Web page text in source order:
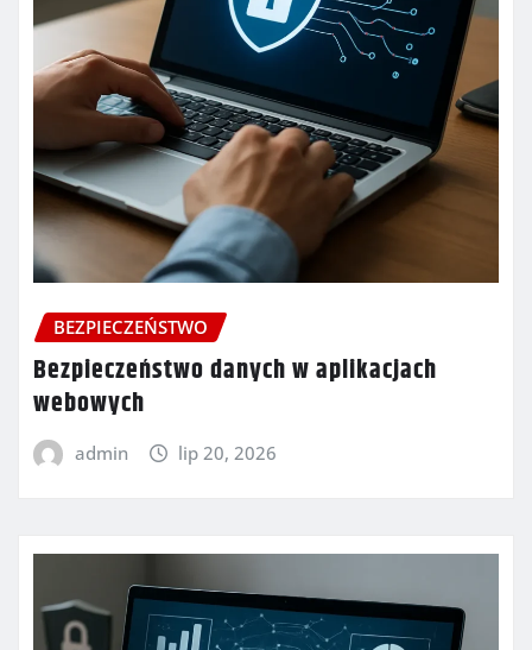
BEZPIECZEŃSTWO
Bezpieczeństwo danych w aplikacjach
webowych
admin lip 20, 2026